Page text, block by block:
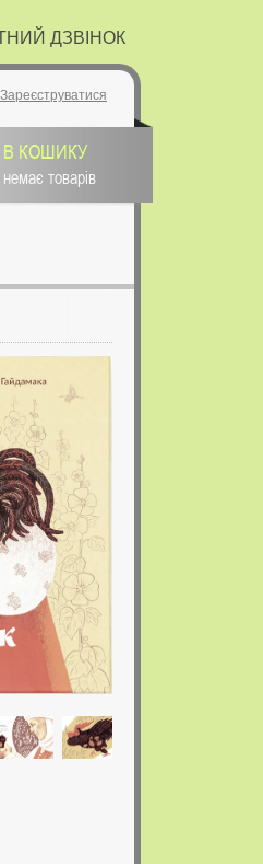
ДЗВІНОК
Зареєструватися
В КОШИКУ
немає товарів